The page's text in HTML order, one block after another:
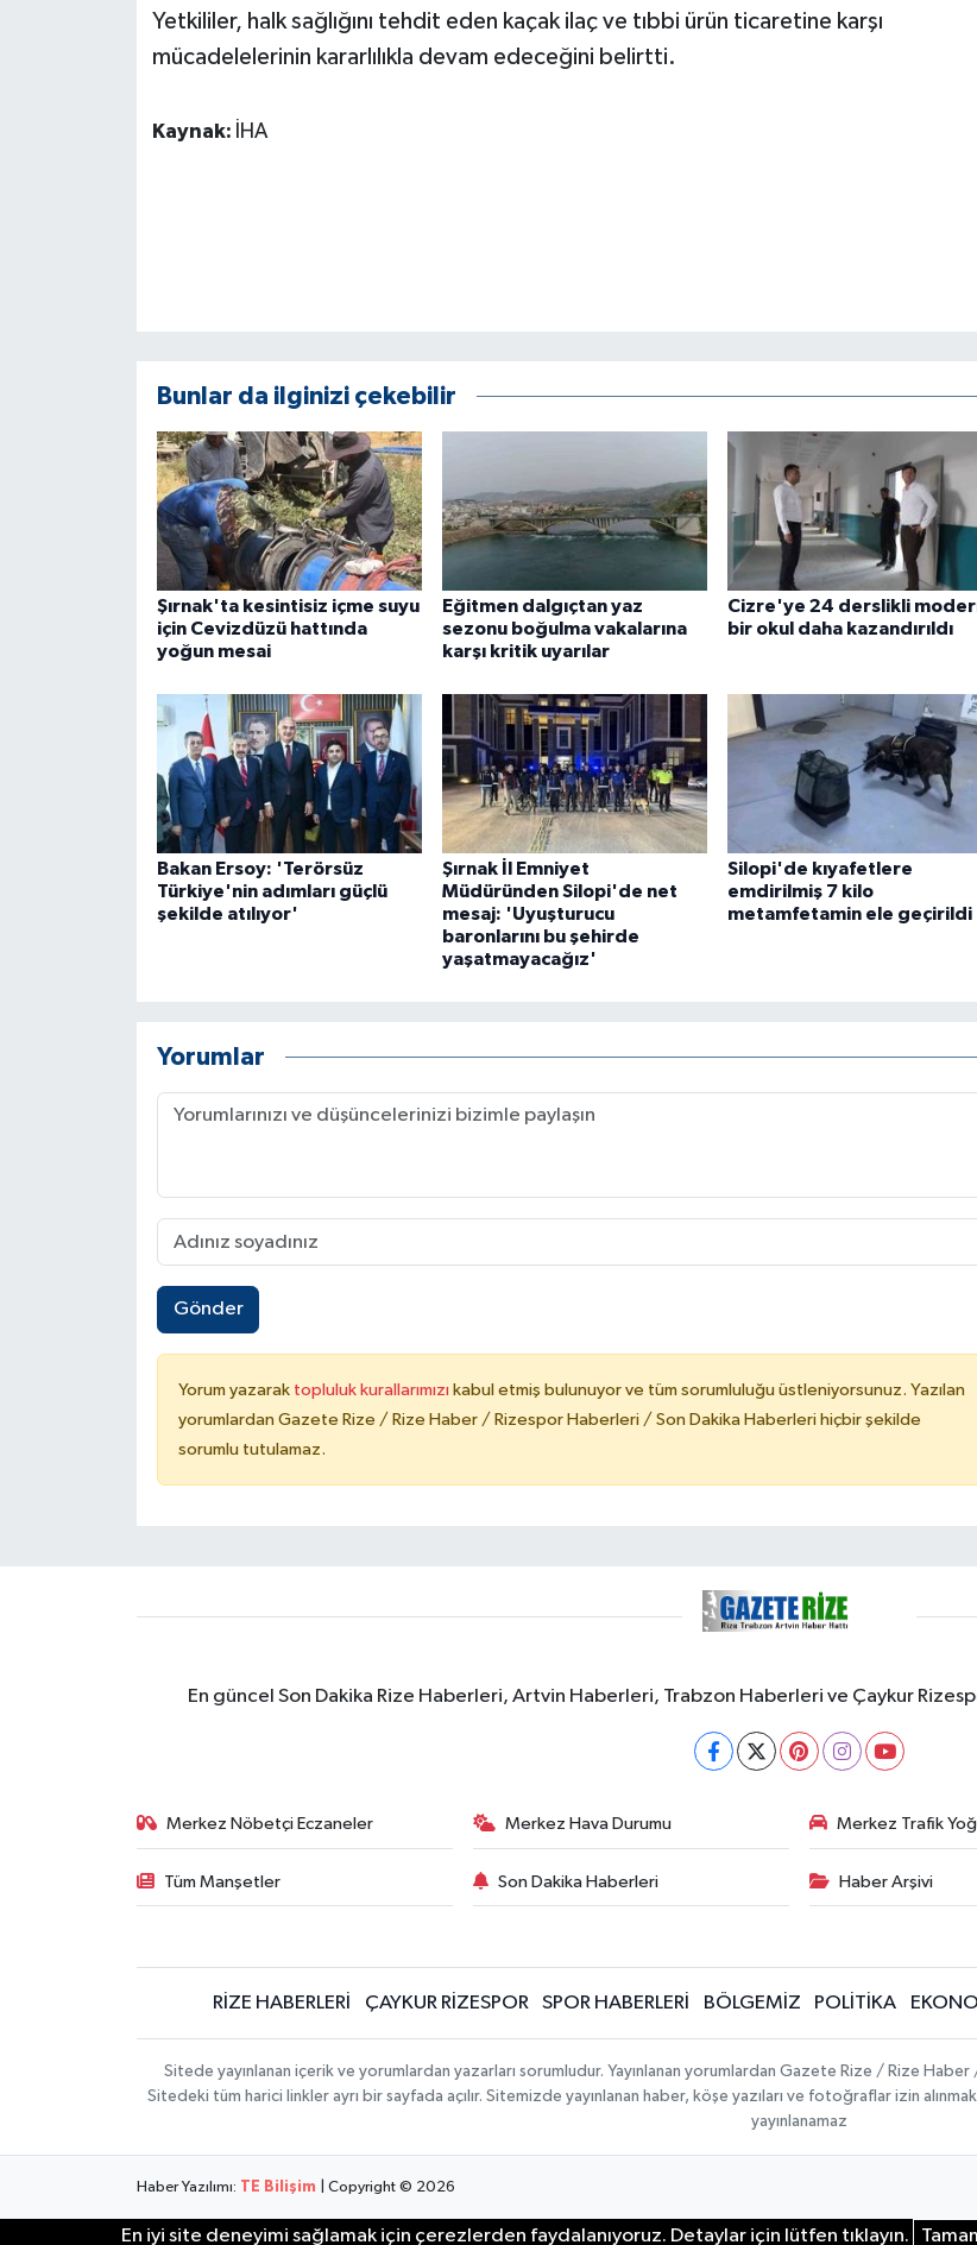
Yetkililer, halk sağlığını tehdit eden kaçak ilaç ve tıbbi ürün ticaretine karşı
mücadelelerinin kararlılıkla devam edeceğini belirtti.
Kaynak: İHA
Bunlar da ilginizi çekebilir
Şırnak'ta kesintisiz içme suyu
için Cevizdüzü hattında
yoğun mesai
Eğitmen dalgıçtan yaz
sezonu boğulma vakalarına
karşı kritik uyarılar
Cizre'ye 24 derslikli
bir okul daha kazandırıldı
Bakan Ersoy: 'Terörsüz
Türkiye'nin adımları güçlü
şekilde atılıyor'
Şırnak İl Emniyet
Müdüründen Silopi'de net
mesaj: 'Uyuşturucu
baronlarını bu şehirde
yaşatmayacağız'
Silopi'de kıyafetlere
emdirilmiş 7 kilo
metamfetamin ele geçirildi
Yorumlar
Gönder
Yorum yazarak topluluk kurallarımızı kabul etmiş bulunuyor ve tüm sorumluluğu üstleniyorsunuz. Yazılan
yorumlardan Gazete Rize / Rize Haber / Rizespor Haberleri / Son Dakika Haberleri hiçbir şekilde
sorumlu tutulamaz.
En güncel Son Dakika Rize Haberleri, Artvin Haberleri, Trabzon Haberleri ve Çaykur
Merkez Nöbetçi Eczaneler Merkez Hava Durumu Merkez Trafik
Tüm Manşetler Son Dakika Haberleri Haber Arşivi
RİZE HABERLERİ ÇAYKUR RİZESPOR SPOR HABERLERİ BÖLGEMİZ POLİTİKA
Sitede yayınlanan içerik ve yorumlardan yazarları sorumludur. Yayınlanan yorumlardan Gazete Rize / Rize
Sitedeki tüm harici linkler ayrı bir sayfada açılır. Sitemizde yayınlanan haber, köşe yazıları ve fotoğraflar izin
yayınlanamaz
Haber Yazılımı: TE Bilişim | Copyright © 2026
En iyi site deneyimi sağlamak için çerezlerden faydalanıyoruz. Detaylar için lütfen tıklayın.
TEKNOLOJİ
ÜLKE GÜNDEMİ